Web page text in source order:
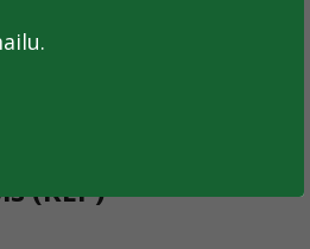
certifikátom oprávnenej
správy. Z nej sa informácia po
sa uskutočňuje zaslanie spätnej
externému subjektu.
(KEP)